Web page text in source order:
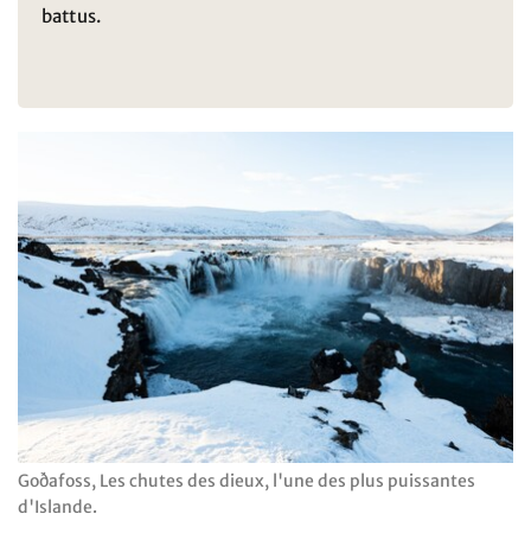
battus.
Goðafoss, Les chutes des dieux, l'une des plus puissantes
d'Islande.